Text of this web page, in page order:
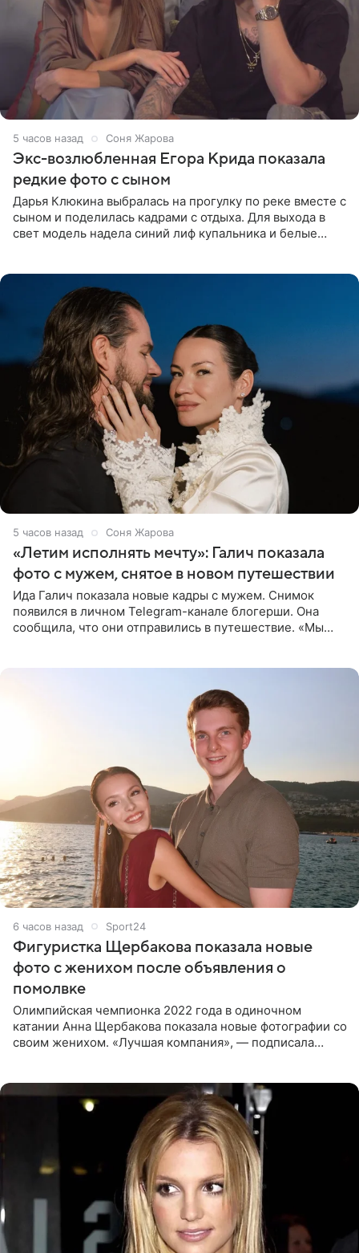
5 часов назад Соня Жарова
Экс-возлюбленная Егора Крида показала
редкие фото с сыном
Дарья Клюкина выбралась на прогулку по реке вместе с
сыном и поделилась кадрами с отдыха. Для выхода в
свет модель надела синий лиф купальника и белые
5 часов назад Соня Жарова
«Летим исполнять мечту»: Галич показала
фото с мужем, снятое в новом путешествии
Ида Галич показала новые кадры с мужем. Снимок
появился в личном Telegram-канале блогерши. Она
сообщила, что они отправились в путешествие. «Мы
6 часов назад Sport24
Фигуристка Щербакова показала новые
фото с женихом после объявления о
помолвке
Олимпийская чемпионка 2022 года в одиночном
катании Анна Щербакова показала новые фотографии со
своим женихом. «Лучшая компания», — подписала